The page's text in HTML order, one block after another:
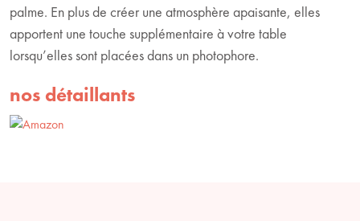
palme. En plus de créer une atmosphère apaisante, elles
apportent une touche supplémentaire à votre table
lorsqu’elles sont placées dans un photophore.
nos détaillants